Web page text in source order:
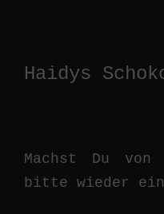
Haidys
Machst Du
bitte wieder ein